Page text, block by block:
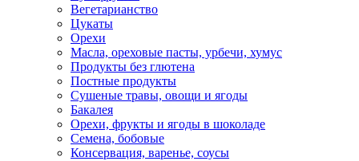
Вегетарианство
Цукаты
Орехи
Масла, ореховые пасты, урбечи, хумус
Продукты без глютена
Постные продукты
Сушеные травы, овощи и ягоды
Бакалея
Орехи, фрукты и ягоды в шоколаде
Семена, бобовые
Консервация, варенье, соусы